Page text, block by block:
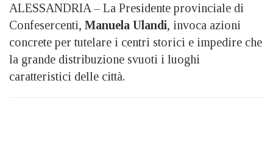
ALESSANDRIA – La Presidente provinciale di
Confesercenti, Manuela Ulandi, invoca azioni
concrete per tutelare i centri storici e impedire che
la grande distribuzione svuoti i luoghi
caratteristici delle città.